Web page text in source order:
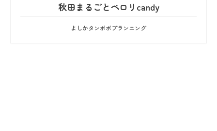
秋田まるごとペロリcandy
よしかタンポポプランニング